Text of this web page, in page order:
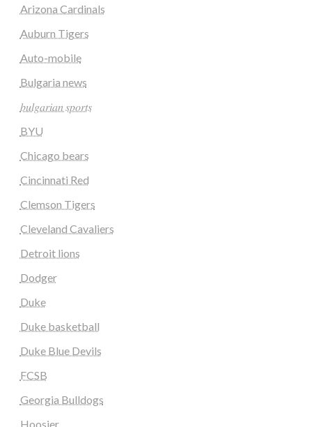
Arizona Cardinals
Auburn Tigers
Auto-mobile
Bulgaria news
𝑏𝑢𝑙𝑔𝑎𝑟𝑖𝑎𝑛 𝑠𝑝𝑜𝑟𝑡𝑠
BYU
Chicago bears
Cincinnati Red
Clemson Tigers
Cleveland Cavaliers
Detroit lions
Dodger
Duke
Duke basketball
Duke Blue Devils
FCSB
Georgia Bulldogs
Hoosier